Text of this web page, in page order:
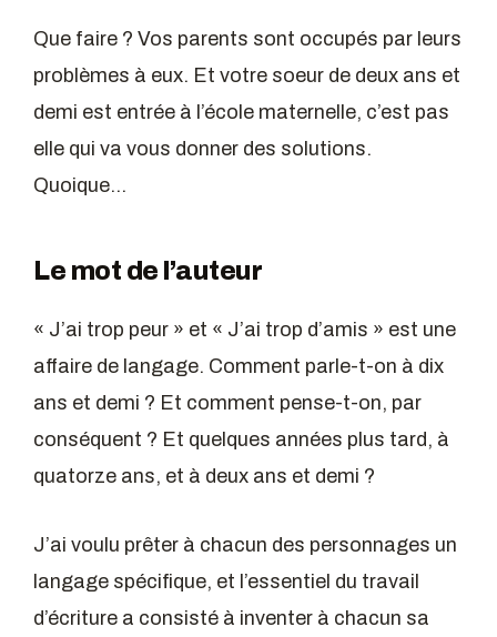
Que faire ? Vos parents sont occupés par leurs
problèmes à eux. Et votre soeur de deux ans et
demi est entrée à l’école maternelle, c’est pas
elle qui va vous donner des solutions.
Quoique…
Le mot de l’auteur
« J’ai trop peur » et « J’ai trop d’amis » est une
affaire de langage. Comment parle-t-on à dix
ans et demi ? Et comment pense-t-on, par
conséquent ? Et quelques années plus tard, à
quatorze ans, et à deux ans et demi ?
J’ai voulu prêter à chacun des personnages un
langage spécifique, et l’essentiel du travail
d’écriture a consisté à inventer à chacun sa